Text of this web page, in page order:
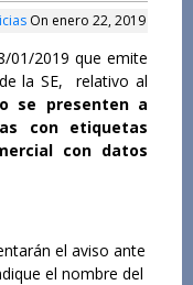
On enero 22, 2019
01/2019 que emite
la SE, relativo al
se presenten a
con etiquetas
con datos
el aviso ante
el nombre del